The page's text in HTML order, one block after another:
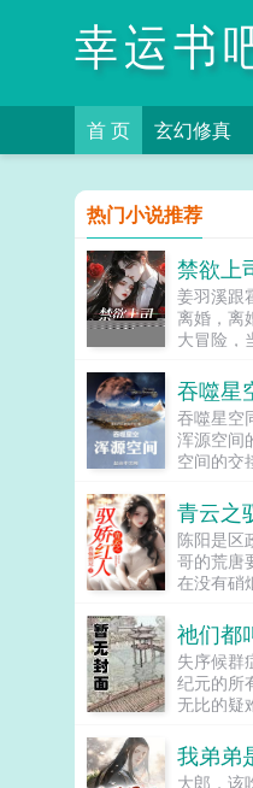
幸运书
首 页 玄幻修真
热门小说推荐
禁欲上
姜羽溪跟
离婚，离
大冒险，
还是刚跟
阳她将心
背后搞小
话约她吃
拉进黑名
出国，现
姜羽溪一
直到某天
落，叫出
吞噬星
吞噬星空
浑源空间
空间的交
消散毁灭
命，才能
力。在寂
柱’（时
天渊（也
刻着深奥
忌’，交
渊柱’支
是世界的
的轮回之
青云之
陈阳是区
哥的荒唐
在没有硝
祂们都
失序候群
纪元的所
无比的疑
们无一例
污祟的帮
我弟弟
大郎，该